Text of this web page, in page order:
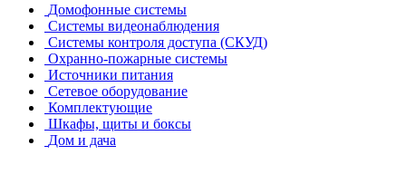
Домофонные системы
Системы видеонаблюдения
Системы контроля доступа (СКУД)
Охранно-пожарные системы
Источники питания
Сетевое оборудование
Комплектующие
Шкафы, щиты и боксы
Дом и дача